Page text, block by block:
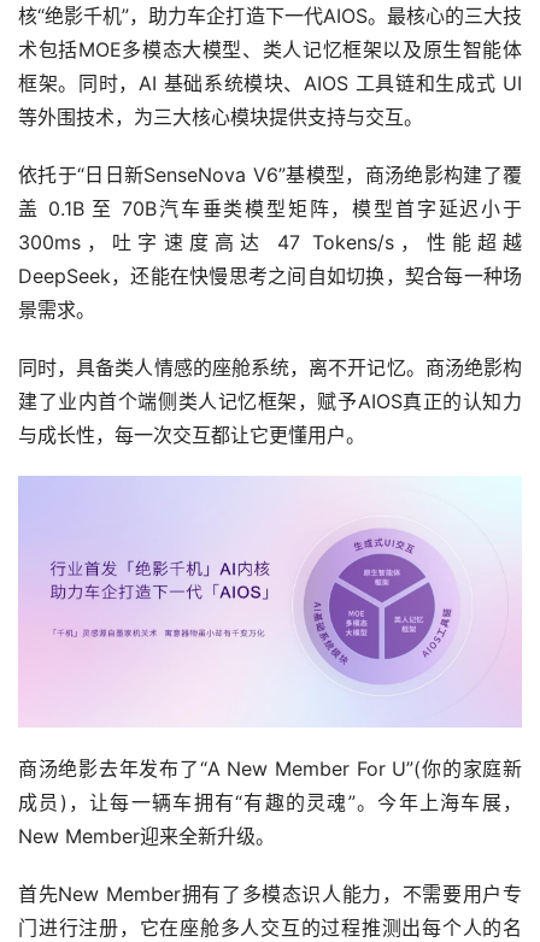
核“绝影千机”，助力车企打造下一代AIOS。最核心的三大技
术包括MOE多模态大模型、类人记忆框架以及原生智能体
框架。同时，AI 基础系统模块、AIOS 工具链和生成式 UI
等外围技术，为三大核心模块提供支持与交互。
依托于“日日新SenseNova V6”基模型，商汤绝影构建了覆
盖 0.1B 至 70B汽车垂类模型矩阵，模型首字延迟小于
300ms，吐字速度高达 47 Tokens/s，性能超越
DeepSeek，还能在快慢思考之间自如切换，契合每一种场
景需求。
同时，具备类人情感的座舱系统，离不开记忆。商汤绝影构
建了业内首个端侧类人记忆框架，赋予AIOS真正的认知力
与成长性，每一次交互都让它更懂用户。
商汤绝影去年发布了“A New Member For U”(你的家庭新
成员)，让每一辆车拥有“有趣的灵魂”。今年上海车展，
New Member迎来全新升级。
首先New Member拥有了多模态识人能力，不需要用户专
门进行注册，它在座舱多人交互的过程推测出每个人的名